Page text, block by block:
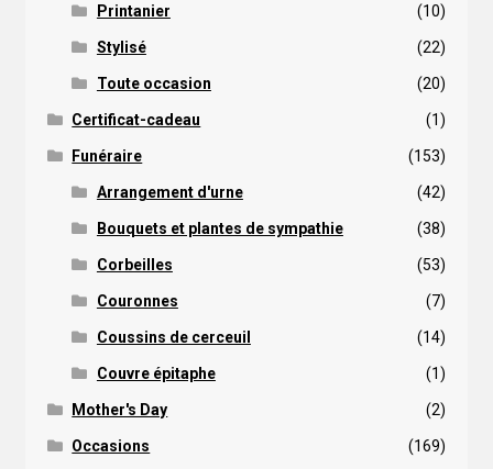
Printanier (10)
Stylisé (22)
Toute occasion (20)
Certificat-cadeau (1)
Funéraire (153)
Arrangement d'urne (42)
Bouquets et plantes de sympathie (38)
Corbeilles (53)
Couronnes (7)
Coussins de cerceuil (14)
Couvre épitaphe (1)
Mother's Day (2)
Occasions (169)